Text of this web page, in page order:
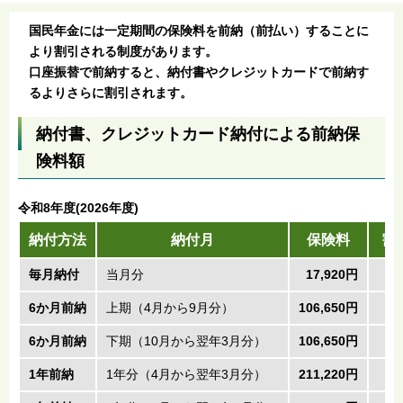
国民年金には一定期間の保険料を前納（前払い）することに
より割引される制度があります。
口座振替で前納すると、納付書やクレジットカードで前納す
るよりさらに割引されます。
納付書、クレジットカード納付による前納保
険料額
令和8年度(2026年度)
納付方法 納付月 保険料 割
毎月納付 当月分 17,920円
6か月前納 上期（4月から9月分） 106,650円
6か月前納 下期（10月から翌年3月分） 106,650円
1年前納 1年分（4月から翌年3月分） 211,220円